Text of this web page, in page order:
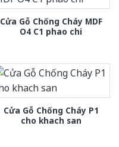
Cửa Gỗ Chống Cháy MDF
O4 C1 phao chi
Cửa Gỗ Chống Cháy P1
cho khach san